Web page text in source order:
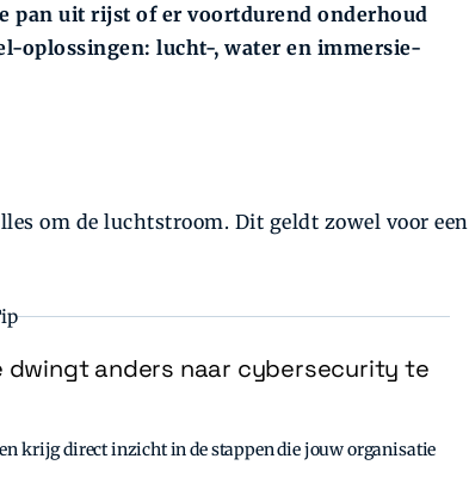
pan uit rijst of er voortdurend onderhoud
oplossingen: lucht-, water en immersie-
om de luchtstroom. Dit geldt zowel voor een
dwingt anders naar cybersecurity te
krijg direct inzicht in de stappen die jouw organisatie